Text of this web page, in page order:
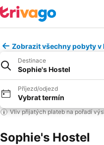
Zobrazit všechny pobyty v
Destinace
Sophie's Hostel
Příjezd/odjezd
Vybrat termín
Vliv přijatých plateb na pořadí
Sophie's Hostel